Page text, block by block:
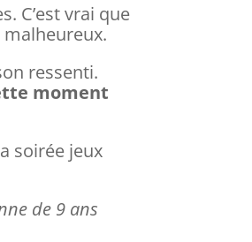
C’est vrai que
malheureux.
ressenti.
moment
soirée jeux
de 9 ans